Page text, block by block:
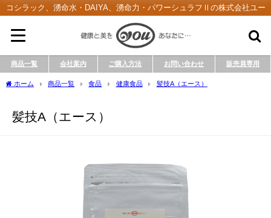
コシラック、湧命水・DAIYA、湧命力・パワーシュラフⅡの株式会社ユー
商品一覧 会社案内 ご購入方法 お問い合わせ 販売員専用
ホーム 商品一覧 食品 健康食品 髪技A（エース）
髪技A（エース）